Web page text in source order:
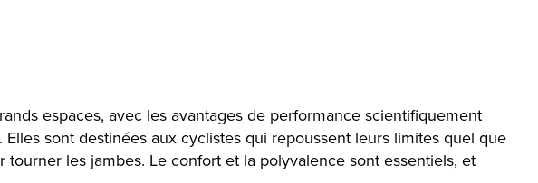
espaces, avec les avantages de performance scientifiquement
sont destinées aux cyclistes qui repoussent leurs limites quel que
les jambes. Le confort et la polyvalence sont essentiels, et